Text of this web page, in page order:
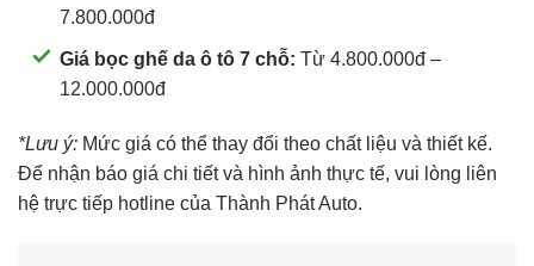
7.800.000đ
Giá bọc ghế da ô tô 7 chỗ: Từ 4.800.000đ –
12.000.000đ
*Lưu ý: Mức giá có thể thay đổi theo chất liệu và thiết kế.
Để nhận báo giá chi tiết và hình ảnh thực tế, vui lòng liên
hệ trực tiếp hotline của Thành Phát Auto.